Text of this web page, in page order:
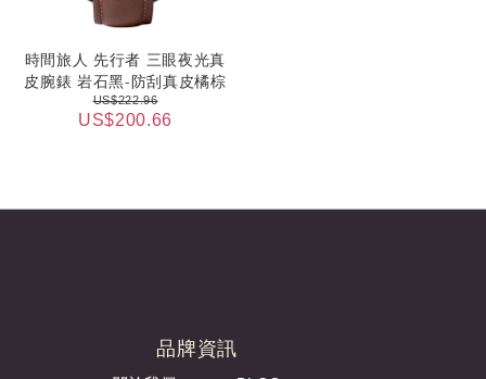
時間旅人 先行者 三眼夜光真
皮腕錶 岩石黑-防刮真皮橘棕
US$222.96
US$200.66
品牌資訊